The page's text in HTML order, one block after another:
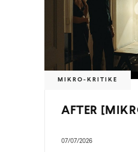
MIKRO-KRITIKE
AFTER
07/07/2026